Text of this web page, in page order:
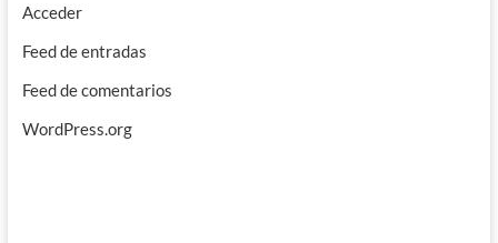
Acceder
Feed de entradas
Feed de comentarios
WordPress.org